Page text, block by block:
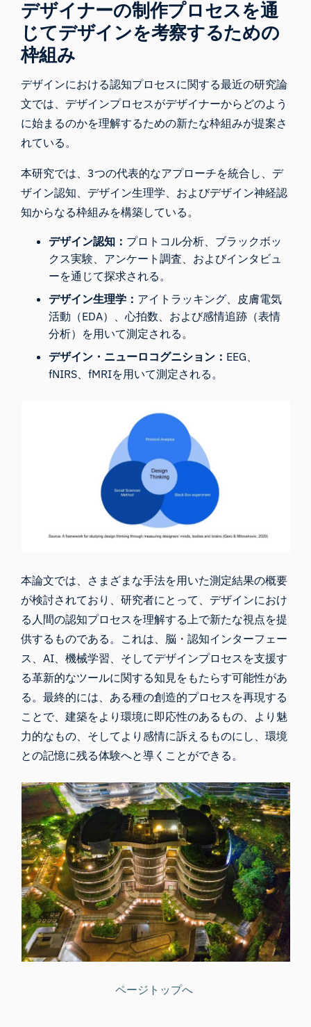
デザイナーの制作プロセスを通
じてデザインを考察するための
枠組み
デザインにおける認知プロセスに関する最近の研究論
文では、 デザインプロセスがデザイナーからどのよう
に始まるのかを理解するための新たな枠組みが提案さ
れている。
本研究では、3つの代表的なアプローチを統合し、デ
ザイン認知、デザイン生理学、およびデザイン神経認
知からなる枠組みを構築している。
デザイン認知： プロトコル分析、ブラックボッ
クス実験、アンケート調査、およびインタビュ
ーを通じて探求される。
デザイン生理学： アイトラッキング、皮膚電気
活動（EDA）、心拍数、および感情追跡（表情
分析）を用いて測定される。
デザイン・ニューロコグニション： EEG、
fNIRS、fMRIを用いて測定される。
本論文では 、さまざまな手法を用いた測定結果の概要
が検討されており、研究者にとって、デザインにおけ
る人間の認知プロセスを理解する上で新たな視点を提
供するものである。これは、脳・認知インターフェー
ス、AI、機械学習、そしてデザインプロセスを支援す
る革新的なツールに関する知見をもたらす可能性があ
る。最終的には、ある種の創造的プロセスを再現する
ことで、建築をより環境に即応性のあるもの、より魅
力的なもの、そしてより感情に訴えるものにし、環境
との記憶に残る体験へと導くことができる。
ページトップへ